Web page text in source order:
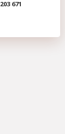
671